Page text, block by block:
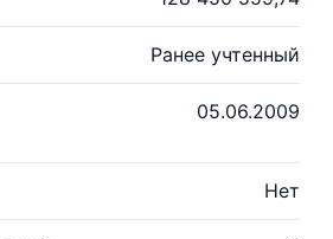
Ранее учтенный
05.06.2009
Нет